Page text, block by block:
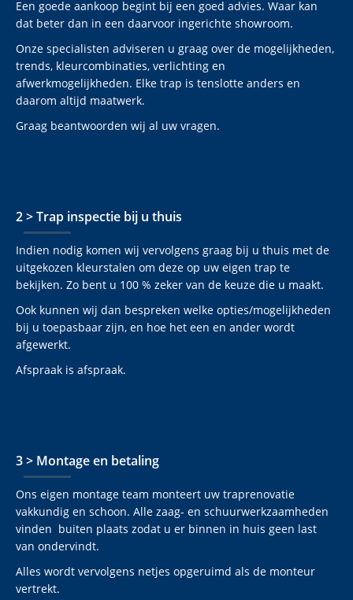
Een goede aankoop begint bij een goed advies. Waar kan
dat beter dan in een daarvoor ingerichte showroom.
Onze specialisten adviseren u graag over de mogelijkheden,
trends, kleurcombinaties, verlichting en
afwerkmogelijkheden. Elke trap is tenslotte anders en
daarom altijd maatwerk.
Graag beantwoorden wij al uw vragen.
2 > Trap inspectie bij u thuis
Indien nodig komen wij vervolgens graag bij u thuis met de
uitgekozen kleurstalen om deze op uw eigen trap te
bekijken. Zo bent u 100 % zeker van de keuze die u maakt.
Ook kunnen wij dan bespreken welke opties/mogelijkheden
bij u toepasbaar zijn, en hoe het een en ander wordt
afgewerkt.
Afspraak is afspraak.
3 > Montage en betaling
Ons eigen montage team monteert uw traprenovatie
vakkundig en schoon. Alle zaag- en schuurwerkzaamheden
vinden buiten plaats zodat u er binnen in huis geen last
van ondervindt.
Alles wordt vervolgens netjes opgeruimd als de monteur
vertrekt.